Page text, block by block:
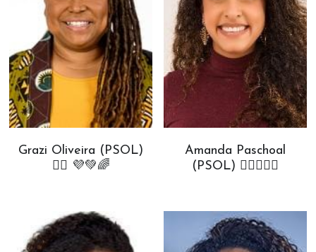
Edição 2020
BAIXE A AGENDA 2024
Grazi Oliveira (PSOL)
✊🏾 💜💚🌈
Amanda Paschoal
(PSOL) ✊🏾💗💙🌈